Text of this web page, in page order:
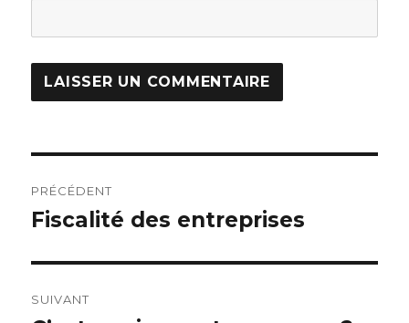
de
PRÉCÉDENT
Article
Fiscalité des entreprises
SUIVANT